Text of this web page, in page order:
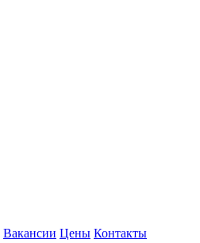
Вакансии Цены Контакты